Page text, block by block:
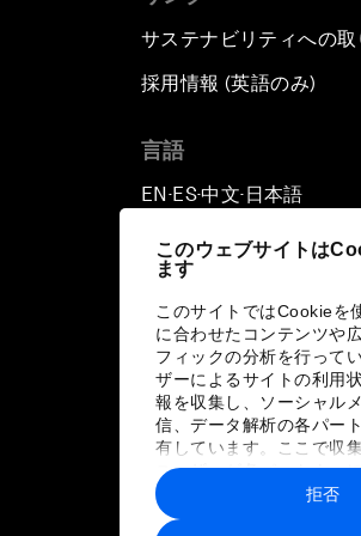
このウェブサイトは
ます
このサイトではCookieを
に合わせたコンテンツや
フィックの分析を行って
ザーによるサイトの利用
報を収集し、ソーシャル
信、データ解析の各パー
有しています。ここで収
ユーザーが各パートナー
報や各パートナーのサー
に収集された情報と組み
拒否
サステナビリティへの取
採用情報 (英語のみ)
言語
EN ▪ ES▪中文▪ 日本語